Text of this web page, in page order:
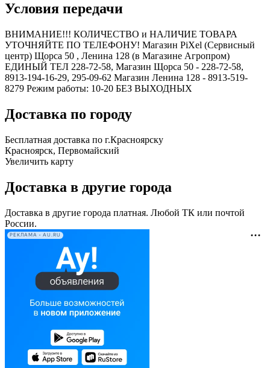
Условия передачи
ВНИМАНИЕ!!! КОЛИЧЕСТВО и НАЛИЧИЕ ТОВАРА
УТОЧНЯЙТЕ ПО ТЕЛЕФОНУ! Магазин PiXel (Сервисный
центр) Щорса 50 , Ленина 128 (в Магазине Агропром)
ЕДИНЫЙ ТЕЛ 228-72-58, Магазин Щорса 50 - 228-72-58,
8913-194-16-29, 295-09-62 Магазин Ленина 128 - 8913-519-
8279 Режим работы: 10-20 БЕЗ ВЫХОДНЫХ
Доставка по городу
Бесплатная доставка по г.Красноярску
Красноярск, Первомайский
Увеличить карту
Доставка в другие города
Доставка в другие города платная. Любой ТК или почтой
России.
РЕКЛАМА • AU.RU